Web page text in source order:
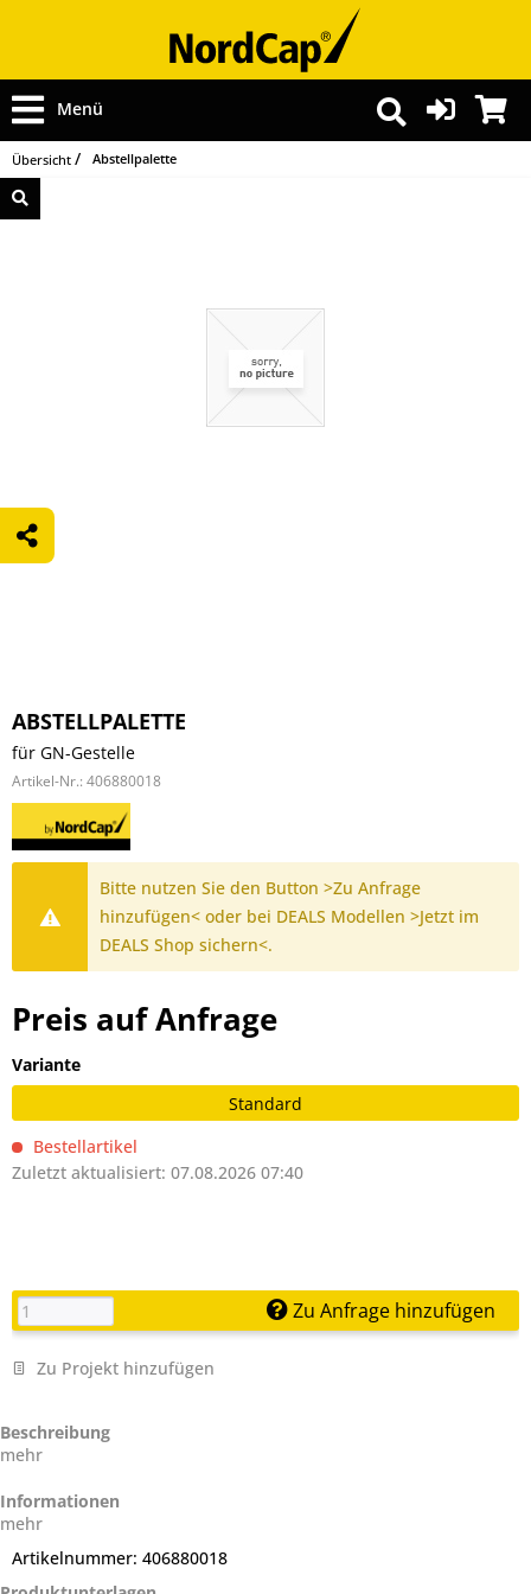
Menü
Übersicht Abstellpalette
ABSTELLPALETTE
für GN-Gestelle
Artikel-Nr.: 406880018
Bitte nutzen Sie den Button >Zu Anfrage
hinzufügen< oder bei DEALS Modellen >Jetzt im
DEALS Shop sichern<.
Preis auf Anfrage
Variante
Standard
Bestellartikel
Zuletzt aktualisiert: 07.08.2026 07:40
Zu Anfrage hinzufügen
Zu Projekt hinzufügen
Beschreibung
mehr
Informationen
mehr
Artikelnummer: 406880018